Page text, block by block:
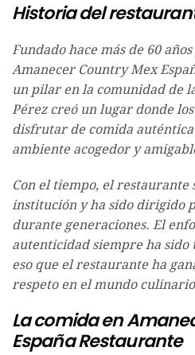
Historia del
Fundado hace más de 60
Amanecer Country Mex
un pilar en la comunidad de
Pérez creó un lugar donde
disfrutar de comida
ambiente acogedor y
Con el tiempo, el restaurante
institución y ha sido dirigido
durante generaciones. El
autenticidad siempre ha
eso que el restaurante ha
respeto en el mundo
La comida en
España Restaurante